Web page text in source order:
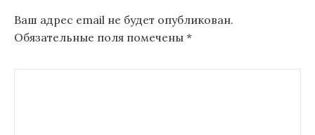
Ваш адрес email не будет опубликован.
Обязательные поля помечены *